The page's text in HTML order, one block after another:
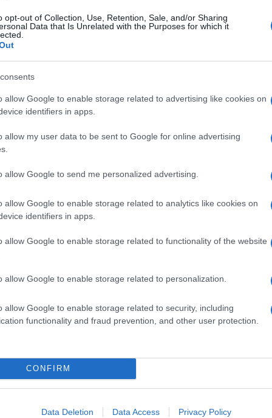
opt-out of Collection, Use, Retention, Sale, and/or Sharing
Data that Is Unrelated with the Purposes for which it
allow Google to enable storage related to advertising like cookies on
identifiers in apps.
allow my user data to be sent to Google for online advertising
allow Google to send me personalized advertising.
allow Google to enable storage related to analytics like cookies on
identifiers in apps.
allow Google to enable storage related to functionality of the website
allow Google to enable storage related to personalization.
allow Google to enable storage related to security, including
functionality and fraud prevention, and other user protection.
CONFIRM
Data Deletion Data Access Privacy Policy
απελευθέρωσαν τρεις
στρατιώτες
παραδόθηκαν στη σαουδαραβική
- 20:34
“Η κατάσταση είναι απολύτως
και η δημόσια τάξη θα διατηρηθούν παντού»
- 23:05